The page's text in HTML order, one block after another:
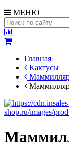
МЕНЮ
Главная
Кактусы